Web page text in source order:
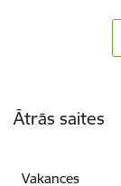
Ātrās saites
Vakances